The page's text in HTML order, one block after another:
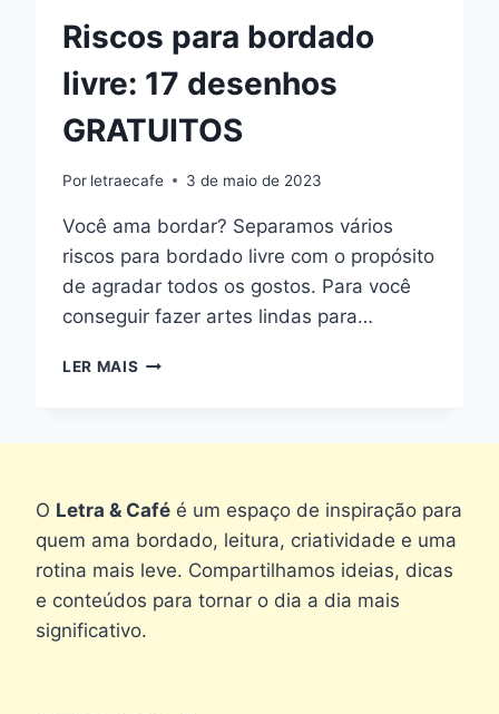
Riscos para bordado
livre: 17 desenhos
GRATUITOS
Por letraecafe 3 de maio de 2023
Você ama bordar? Separamos vários
riscos para bordado livre com o propósito
de agradar todos os gostos. Para você
conseguir fazer artes lindas para…
LER MAIS RISCOS
GRATUITOS
O Letra & Café é um espaço de inspiração para
quem ama bordado, leitura, criatividade e uma
rotina mais leve. Compartilhamos ideias, dicas
e conteúdos para tornar o dia a dia mais
significativo.